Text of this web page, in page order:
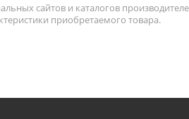
сайтов и каталогов
приобретаемого товара.